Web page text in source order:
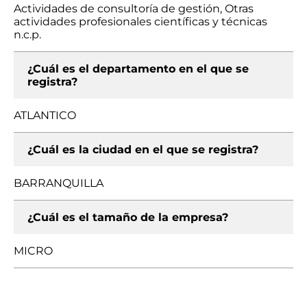
Actividades de consultoría de gestión, Otras
actividades profesionales científicas y técnicas
n.c.p.
¿Cuál es el departamento en el que se
registra?
ATLANTICO
¿Cuál es la ciudad en el que se registra?
BARRANQUILLA
¿Cuál es el tamaño de la empresa?
MICRO